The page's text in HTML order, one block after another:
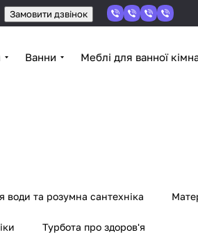
Замовити дзвінок
Ванни Меблі для ванної
води та розумна сантехніка
Турбота про здоров'я